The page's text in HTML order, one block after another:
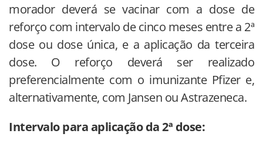
morador deverá se vacinar com a dose de
reforço com intervalo de cinco meses entre a 2ª
dose ou dose única, e a aplicação da terceira
dose. O reforço deverá ser realizado
preferencialmente com o imunizante Pfizer e,
alternativamente, com Jansen ou Astrazeneca.
Intervalo para aplicação da 2ª dose: